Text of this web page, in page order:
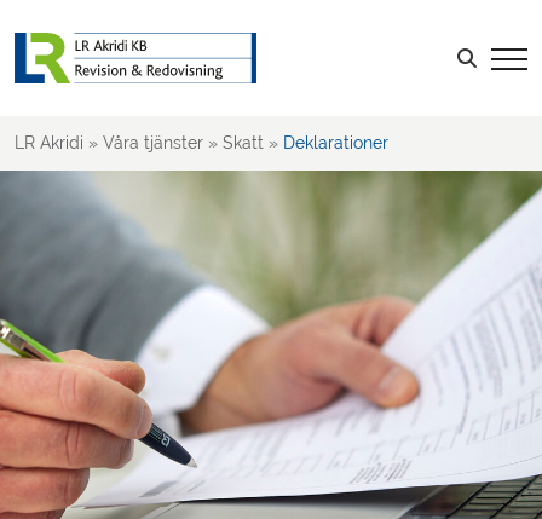
Ägarledda företag
Företagsbeskattning
Deklarationer
Hållbarhet
LOGGA IN
Sök efter:
LR Akridi » Våra tjänster » Skatt » Deklarationer